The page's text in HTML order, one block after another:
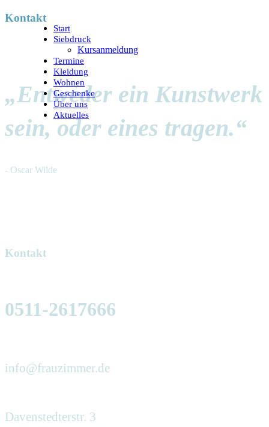
Kontakt
„Entweder ein Kunstwerk
sein, oder eines tragen.“
- Oscar Wilde
Kontakt
0511-2617666
info@frauzimmer.de
Davenstedterstr. 3
Start
Siebdruck
Kursanmeldung
Termine
Kleidung
Wohnen
Geschenke
Über uns
Aktuelles